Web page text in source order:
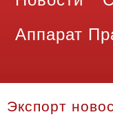
Аппарат
Экспорт